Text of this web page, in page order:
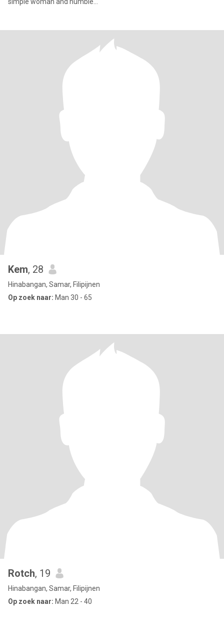
Kem, 28
Hinabangan, Samar, Filipijnen
Op zoek naar: Man 30 - 65
Rotch, 19
Hinabangan, Samar, Filipijnen
Op zoek naar: Man 22 - 40